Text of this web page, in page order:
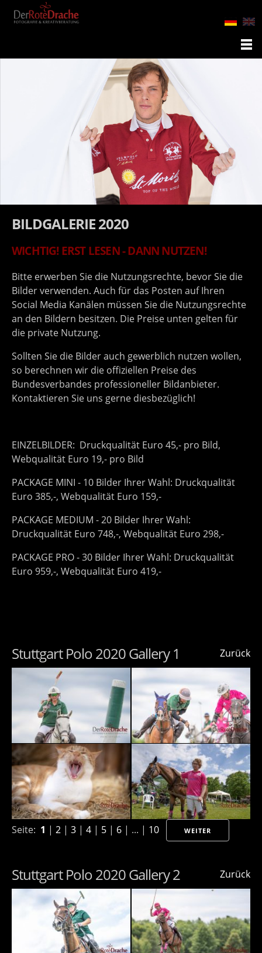
BILDGALERIE 2020
WICHTIG! ERST LESEN - DANN NUTZEN!
Bitte erwerben Sie die Nutzungsrechte, bevor Sie die
Bilder verwenden. Auch für das Posten auf Ihren
Social Media Kanälen müssen Sie die Nutzungsrechte
an den Bildern besitzen. Die Preise unten gelten für
die private Nutzung.
Sollten Sie die Bilder auch gewerblich nutzen wollen,
so berechnen wir die offiziellen Preise des
Bundesverbandes professioneller Bildanbieter.
Kontaktieren Sie uns gerne diesbezüglich!
EINZELBILDER: Druckqualität Euro 45,- pro Bild,
Webqualität Euro 19,- pro Bild
PACKAGE MINI - 10 Bilder Ihrer Wahl: Druckqualität
Euro 385,-, Webqualität Euro 159,-
PACKAGE MEDIUM - 20 Bilder Ihrer Wahl:
Druckqualität Euro 748,-, Webqualität Euro 298,-
PACKAGE PRO - 30 Bilder Ihrer Wahl: Druckqualität
Euro 959,-, Webqualität Euro 419,-
Zurück
Stuttgart Polo 2020 Gallery 1
Seite: 1 | 2 | 3 | 4 | 5 | 6 | ... | 10 WEITER
Zurück
Stuttgart Polo 2020 Gallery 2